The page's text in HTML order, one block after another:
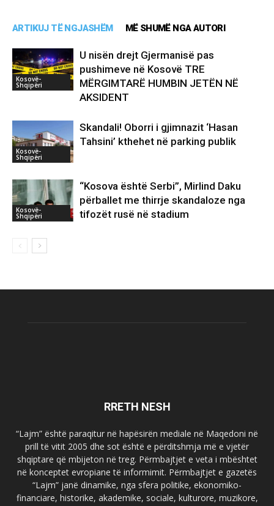
ARTIKUJ TË NGJASHËM MË SHUMË NGA AUTORI
Kosovë-
Shqipëri
U nisën drejt Gjermanisë pas
pushimeve në Kosovë TRE
MËRGIMTARË HUMBIN JETËN NË
AKSIDENT
Kosovë-
Shqipëri
Skandali! Oborri i gjimnazit ‘Hasan
Tahsini’ kthehet në parking publik
Kosovë-
Shqipëri
“Kosova është Serbi”, Mirlind Daku
përballet me thirrje skandaloze nga
tifozët rusë në stadium
RRETH NESH
“Lajm” është paraqitur në hapësirën mediale në Maqedoni në
prill të vitit 2005 dhe sot është e përditshmja më e vjetër
shqiptare që mbijeton në treg. Përmbajtjet e veta i mbështet
në konceptet evropiane të informimit. Përmbajtjet e gazetës
“Lajm” janë dinamike, nga sfera politike, ekonomiko-
financiare, historike, akademike, sociale, kulturore, muzikore,